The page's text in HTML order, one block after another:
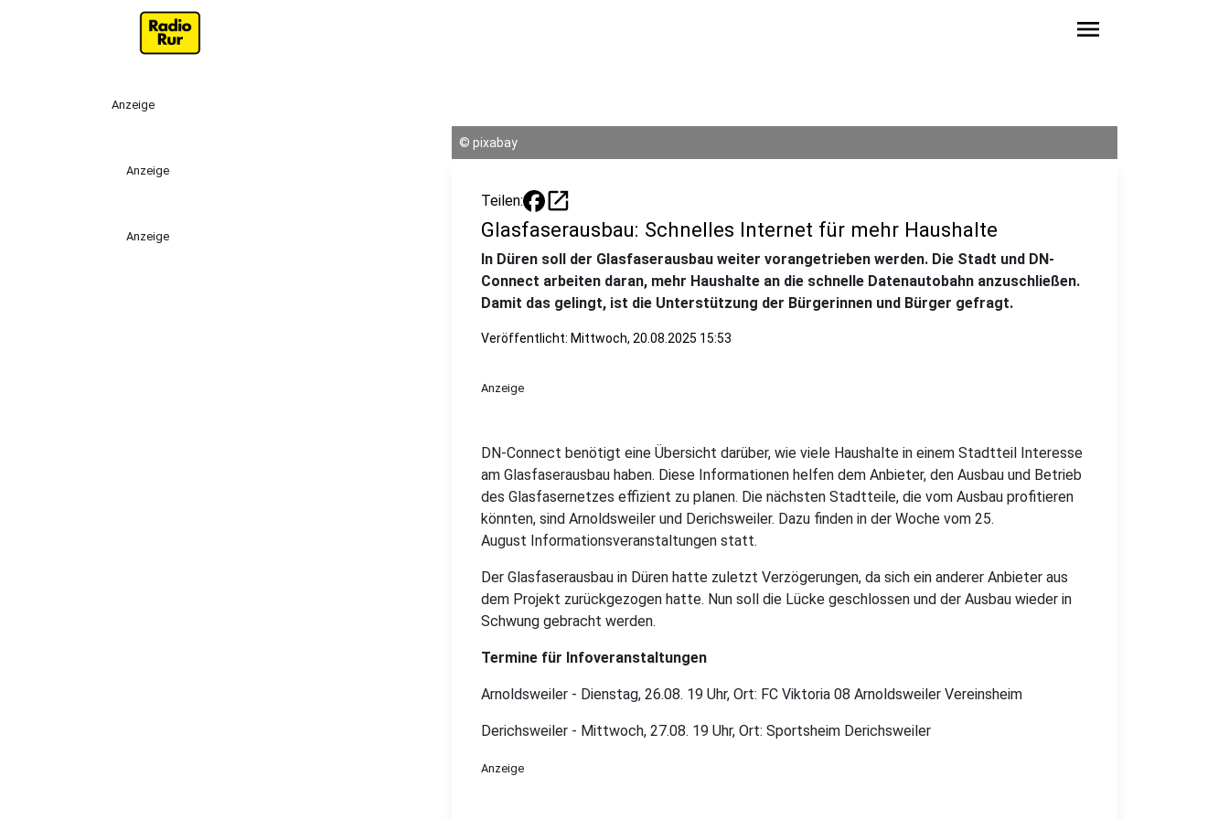
menu
Anzeige
Anzeige
Anzeige
© pixabay
Teilen: open_in_new
Glasfaserausbau: Schnelles Internet für mehr Haushalte
In Düren soll der Glasfaserausbau weiter vorangetrieben werden. Die Stadt und DN-
Connect arbeiten daran, mehr Haushalte an die schnelle Datenautobahn anzuschließen.
Damit das gelingt, ist die Unterstützung der Bürgerinnen und Bürger gefragt.
Veröffentlicht: Mittwoch, 20.08.2025 15:53
Anzeige
DN-Connect benötigt eine Übersicht darüber, wie viele Haushalte in einem Stadtteil Interesse
am Glasfaserausbau haben. Diese Informationen helfen dem Anbieter, den Ausbau und Betrieb
des Glasfasernetzes effizient zu planen. Die nächsten Stadtteile, die vom Ausbau profitieren
könnten, sind Arnoldsweiler und Derichsweiler. Dazu finden in der Woche vom 25.
August Informationsveranstaltungen statt.
Der Glasfaserausbau in Düren hatte zuletzt Verzögerungen, da sich ein anderer Anbieter aus
dem Projekt zurückgezogen hatte. Nun soll die Lücke geschlossen und der Ausbau wieder in
Schwung gebracht werden.
Termine für Infoveranstaltungen
Arnoldsweiler - Dienstag, 26.08. 19 Uhr, Ort: FC Viktoria 08 Arnoldsweiler Vereinsheim
Derichsweiler - Mittwoch, 27.08. 19 Uhr, Ort: Sportsheim Derichsweiler
Anzeige